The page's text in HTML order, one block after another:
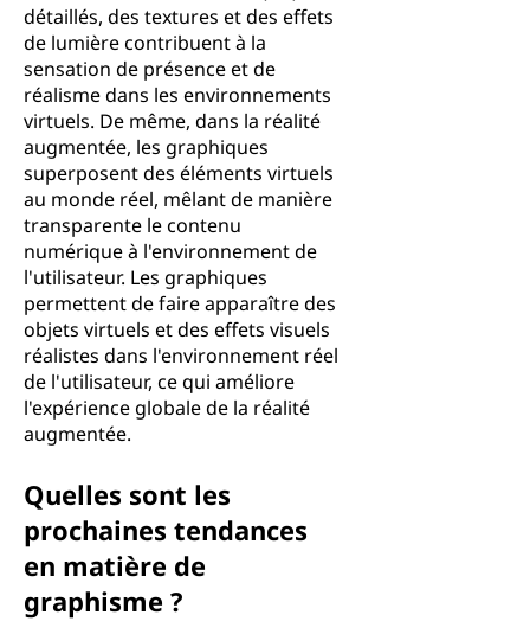
détaillés, des textures et des effets
de lumière contribuent à la
sensation de présence et de
réalisme dans les environnements
virtuels. De même, dans la réalité
augmentée, les graphiques
superposent des éléments virtuels
au monde réel, mêlant de manière
transparente le contenu
numérique à l'environnement de
l'utilisateur. Les graphiques
permettent de faire apparaître des
objets virtuels et des effets visuels
réalistes dans l'environnement réel
de l'utilisateur, ce qui améliore
l'expérience globale de la réalité
augmentée.
Quelles sont les
prochaines tendances
en matière de
graphisme ?